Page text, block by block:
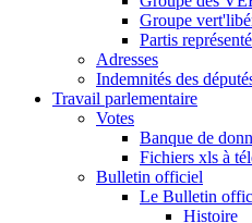
Groupe
Partis
Adresses
Indemnités des
Travail parlementaire
Votes
Banque de
Fichiers xls à
Bulletin officiel
Le Bulletin
Histoire